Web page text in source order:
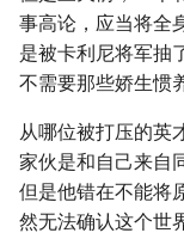
事高论，应当将全
是被卡利尼将军抽
不需要那些娇生惯
从哪位被打压的英
家伙是和自己来自
但是他错在不能将
然无法确认这个世